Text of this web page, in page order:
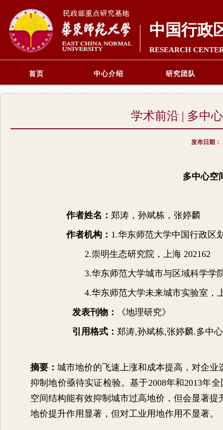
中国行政
RESEARCH
首页 中心介绍 研究团队
学术前沿 | 多中
发布日期：
多中心空
作者姓名： 郑涛，孙斌栋，张婷麟
作者机构： 1.华东师范大学中国行政区
2.崇明生态研究院，上海 202162
3.华东师范大学城市与区域科学学
4.华东师范大学未来城市实验室，
发表刊物：
《地理研究》
引用格式： 郑涛,孙斌栋,张婷麟.多中
摘要： 城市地价的飞速上涨和成本提高，对企
抑制地价亟待实证检验。基于2008年和2013年全
空间结构能有效抑制城市过高地价，但会显著
地价提升作用显著，但对工业用地作用不显著。